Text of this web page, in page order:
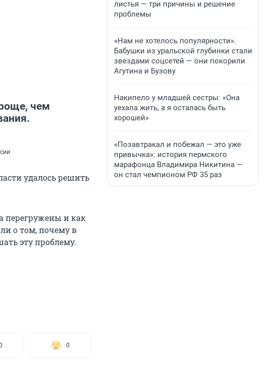
чем
удалось решить
перегружены и как
о том, почему в
эту проблему.
0
листья — три причины и решение
проблемы
«Нам не хотелось популярности».
Бабушки из уральской глубинки стали
звездами соцсетей — они покорили
Агутина и Бузову
Накипело у младшей сестры: «Она
уехала жить, а я осталась быть
хорошей»
«Позавтракал и побежал — это уже
привычка»: история пермского
марафонца Владимира Никитина —
он стал чемпионом РФ 35 раз